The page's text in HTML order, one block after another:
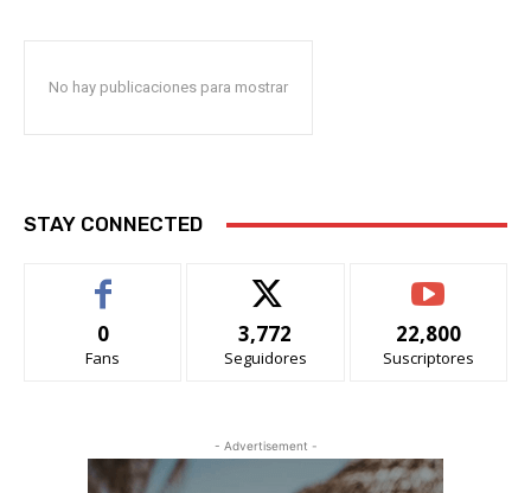
No hay publicaciones para mostrar
STAY CONNECTED
0
Fans
3,772
Seguidores
22,800
Suscriptores
- Advertisement -